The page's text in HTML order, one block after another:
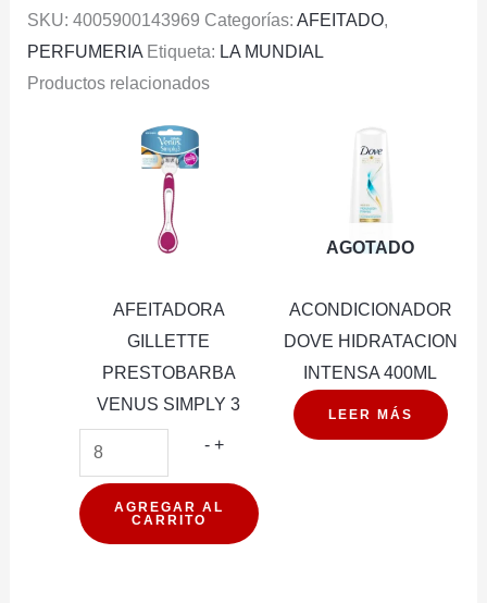
SKU: 4005900143969 Categorías: AFEITADO,
PERFUMERIA Etiqueta: LA MUNDIAL
Productos relacionados
AFEITADORA
GILLETTE
PRESTOBARBA
VENUS SIMPLY 3
- AFEITADORA
PRESTOBARBA
VENUS
+
AGREGAR AL
CARRITO
AGOTADO
ACONDICIONADOR
DOVE HIDRATACION
INTENSA 400ML
LEER MÁS